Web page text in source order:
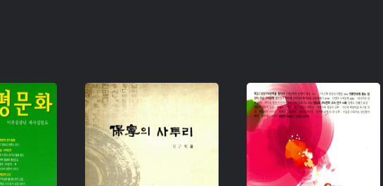
주제 :
유형 :
생산 :
주제 :
유형 :
생산 :